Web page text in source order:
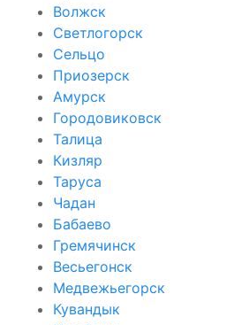
Волжск
Светлогорск
Сельцо
Приозерск
Амурск
Городовиковск
Талица
Кизляр
Таруса
Чадан
Бабаево
Гремячинск
Весьегонск
Медвежьегорск
Кувандык